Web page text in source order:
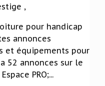
,
pour handicap
annonces
et équipements pour
a 52 annonces sur le
PRO;...